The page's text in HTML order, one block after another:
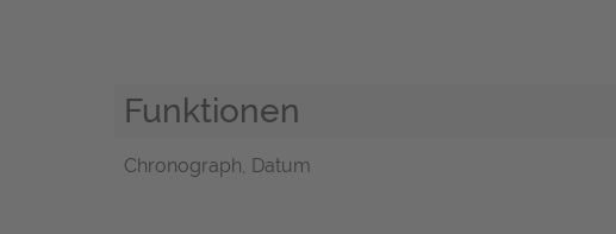
Funktionen
Chronograph, Datum